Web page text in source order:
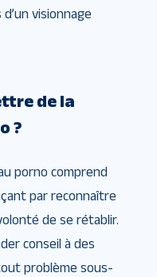
visionnage
de la
?
porno comprend
par reconnaître
de se rétablir.
conseil à des
problème sous-